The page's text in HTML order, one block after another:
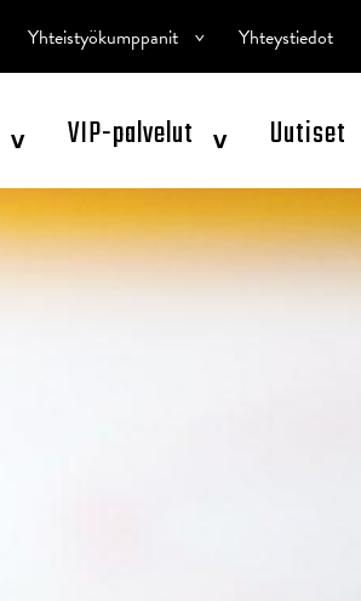
^ VIP-palvelut ^ Uutiset
Yhteistyökumppanit ^ Yhteystiedot